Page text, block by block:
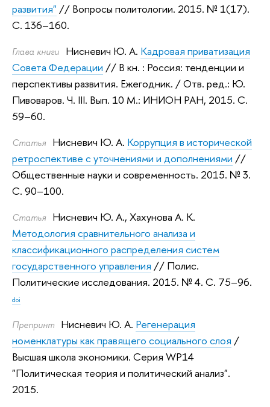
развития" // Вопросы политологии. 2015. № 1(17).
С. 136–160.
Глава книги Нисневич Ю. А. Кадровая приватизация
Совета Федерации // В кн. : Россия: тенденции и
перспективы развития. Ежегодник. / Отв. ред.: Ю.
Пивоваров. Ч. III. Вып. 10 М.: ИНИОН РАН, 2015. С.
59–60.
Статья Нисневич Ю. А. Коррупция в исторической
ретроспективе с уточнениями и дополнениями //
Общественные науки и современность. 2015. № 3.
С. 90–100.
Статья Нисневич Ю. А.,Хахунова А. К.
Методология сравнительного анализа и
классификационного распределения систем
государственного управления // Полис.
Политические исследования. 2015. № 4. С. 75–96.
doi
Препринт Нисневич Ю. А. Регенерация
номенклатуры как правящего социального слоя /
Высшая школа экономики. Серия WP14
"Политическая теория и политический анализ".
2015.